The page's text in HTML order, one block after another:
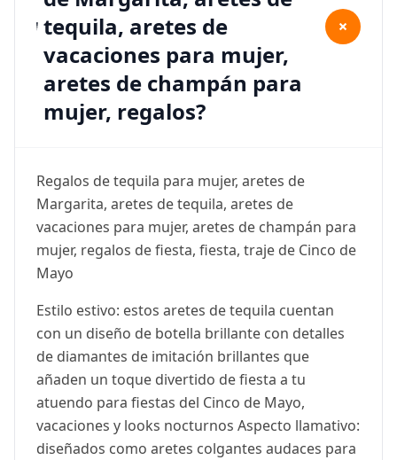
tequila, aretes de
vacaciones para mujer,
aretes de champán para
mujer, regalos?
+
Regalos de tequila para mujer, aretes de
Margarita, aretes de tequila, aretes de
vacaciones para mujer, aretes de champán para
mujer, regalos de fiesta, fiesta, traje de Cinco de
Mayo
Estilo estivo: estos aretes de tequila cuentan
con un diseño de botella brillante con detalles
de diamantes de imitación brillantes que
añaden un toque divertido de fiesta a tu
atuendo para fiestas del Cinco de Mayo,
vacaciones y looks nocturnos Aspecto llamativo:
diseñados como aretes colgantes audaces para